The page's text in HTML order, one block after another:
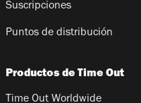
Suscripciones
Puntos de distribución
Productos de Time Out
Time Out Worldwide